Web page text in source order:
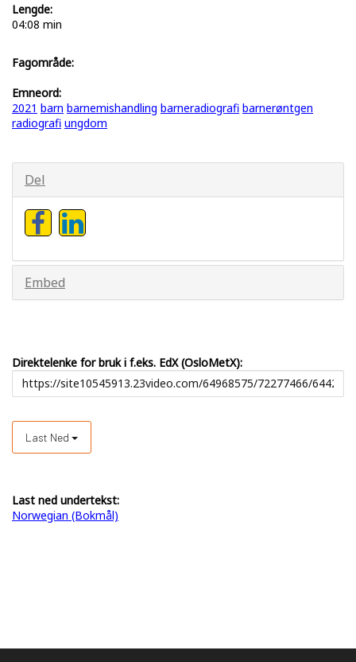
Lengde:
04:08 min
Fagområde:
Emneord:
2021 barn barnemishandling barneradiografi barnerøntgen
radiografi ungdom
Del
Embed
Direktelenke for bruk i f.eks. EdX (OsloMetX):
Last Ned
Last ned undertekst:
Norwegian (Bokmål)